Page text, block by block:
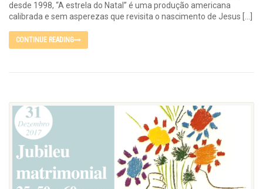
desde 1998, “A estrela do Natal” é uma produção americana
calibrada e sem asperezas que revisita o nascimento de Jesus […]
CONTINUE READING